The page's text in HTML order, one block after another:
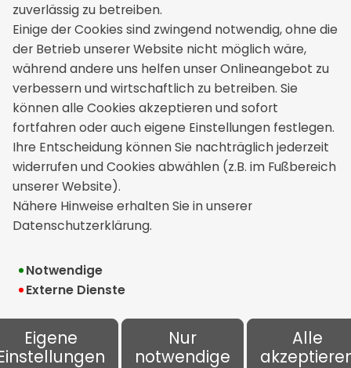
zuverlässig zu betreiben.
Einige der Cookies sind zwingend notwendig, ohne die
der Betrieb unserer Website nicht möglich wäre,
während andere uns helfen unser Onlineangebot zu
verbessern und wirtschaftlich zu betreiben. Sie
können alle Cookies akzeptieren und sofort
fortfahren oder auch eigene Einstellungen festlegen.
Ihre Entscheidung können Sie nachträglich jederzeit
widerrufen und Cookies abwählen (z.B. im Fußbereich
unserer Website).
Nähere Hinweise erhalten Sie in unserer
Datenschutzerklärung.
Notwendige
Externe Dienste
Eigene
Nur
notwendige
Alle
Ass. jur. Horst Vinnschen
Versicherungsmakler GmbH & Co. KG
Basteiwall 13
48653 Coesfeld
+49 2541 843810
+49 2361 16207
makler[at]vinnschen.com
Rechtliches
Impressum
Erstinformation
Datenschutz
Bildnachweise
Cookie-Einstellungen